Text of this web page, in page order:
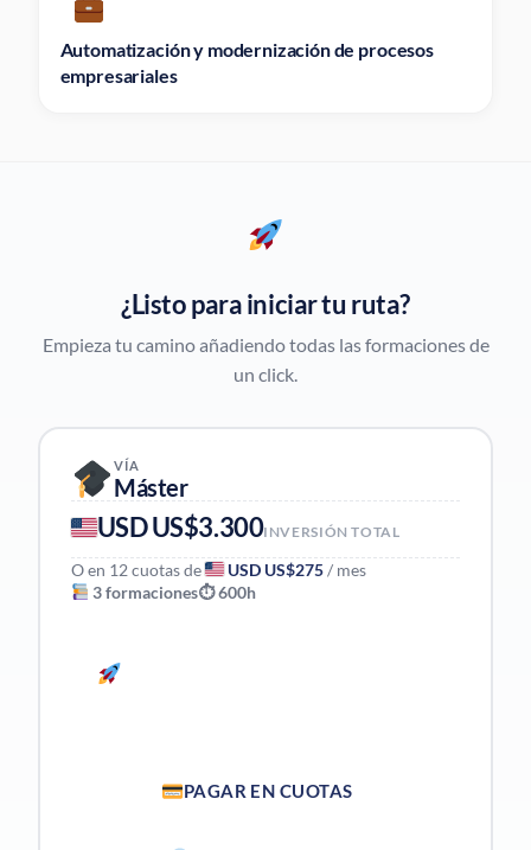
Automatización y modernización de procesos
empresariales
¿Listo para iniciar tu ruta?
Empieza tu camino añadiendo todas las formaciones de
un click.
VÍA
Máster
USD US$3.300INVERSIÓN TOTAL
O en 12 cuotas de USD US$275/ mes
3 formaciones⏱ 600h
PAGAR EN CUOTAS